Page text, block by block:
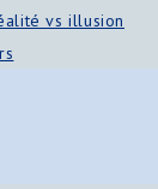
vs illusion